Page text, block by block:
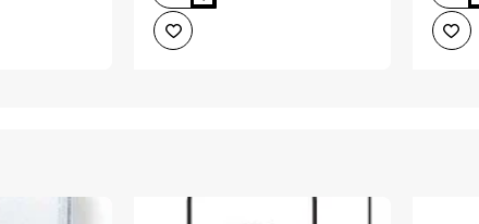
auxiliar
12v
ry10w
fara
soclu
12v